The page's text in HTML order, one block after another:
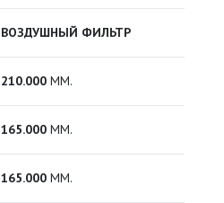
ВОЗДУШНЫЙ ФИЛЬТР
210.000 ММ.
165.000 ММ.
165.000 ММ.